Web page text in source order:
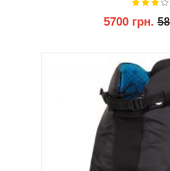
5700 грн.
КУПИТИ